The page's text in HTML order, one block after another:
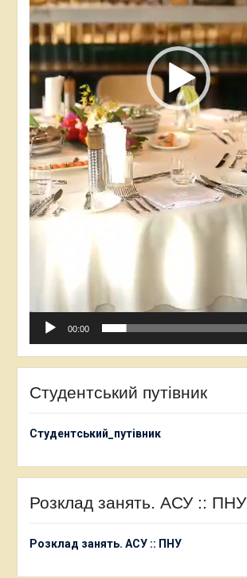
00:00
Студентський путівник
Студентський_путівник
Розклад занять. АСУ :: ПНУ
Розклад занять. АСУ :: ПНУ